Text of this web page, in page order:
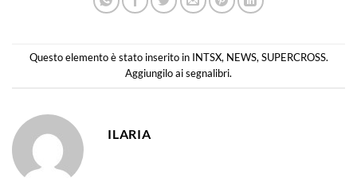
Questo elemento è stato inserito in INTSX, NEWS, SUPERCROSS.
Aggiungilo aisegnalibri.
ILARIA